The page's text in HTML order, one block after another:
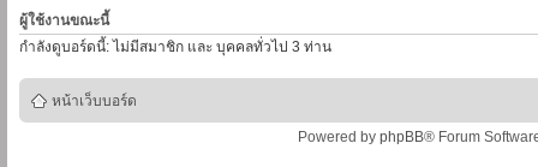
ผู้ใช้งานขณะนี้
กำลังดูบอร์ดนี้: ไม่มีสมาชิก และ บุคคลทั่วไป 3 ท่าน
หน้าเว็บบอร์ด
Powered by phpBB® Forum